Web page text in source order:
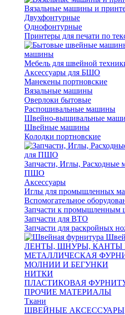
Вязальные машины и
Двухфонтурные
Однофонтурные
Принтеры для печати по
машины
Мебель для швейной
Аксессуары для БШО
Манекены портновские
Вязальные машины
Оверлоки бытовые
Распошивальные машины
Швейно-вышивальные
Швейные машины
Колодки портновские
Запчасти, Иглы, Расходные
ПШО
Аксессуары
Иглы для промышленных
Вспомогательное
Запчасти к
Запчасти для ВТО
Запчасти для раскройных
ЛЕНТЫ, ШНУРЫ, КАНТЫ
МЕТАЛЛИЧЕСКАЯ
МОЛНИИ И БЕГУНКИ
НИТКИ
ПЛАСТИКОВАЯ
ПРОЧИЕ МАТЕРИАЛЫ
Ткани
ШВЕЙНЫЕ АКСЕССУАРЫ